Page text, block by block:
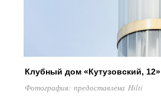
Клубный дом «Кутузовский, 12»
Фотография: предоставлена Hilti